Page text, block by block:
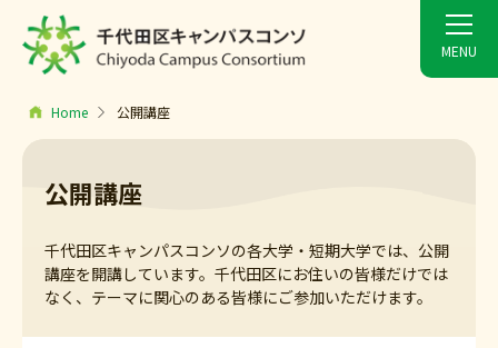
Home 公開講座
公開講座
千代田区キャンパスコンソの各大学・短期大学では、公開
講座を開講しています。千代田区にお住いの皆様だけでは
なく、テーマに関心のある皆様にご参加いただけます。